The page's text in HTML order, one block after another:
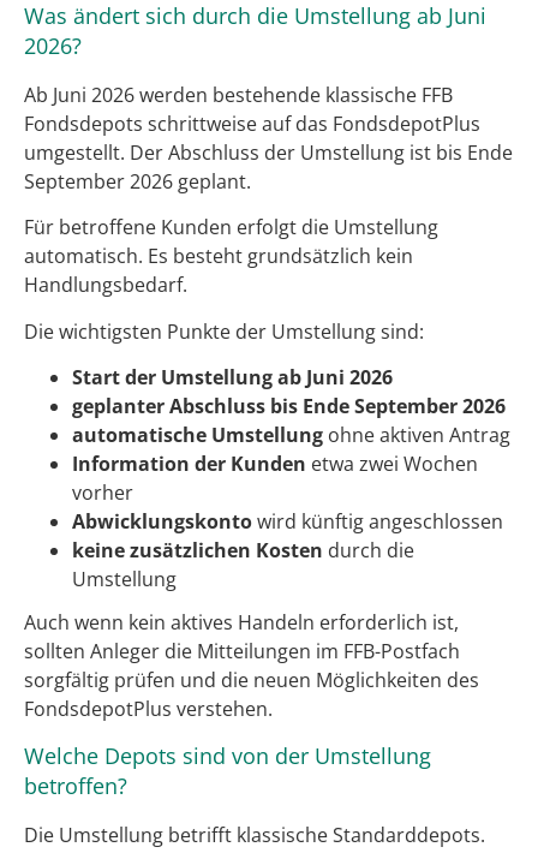
Was ändert sich durch die Umstellung ab Juni
2026?
Ab Juni 2026 werden bestehende klassische FFB
Fondsdepots schrittweise auf das FondsdepotPlus
umgestellt. Der Abschluss der Umstellung ist bis Ende
September 2026 geplant.
Für betroffene Kunden erfolgt die Umstellung
automatisch. Es besteht grundsätzlich kein
Handlungsbedarf.
Die wichtigsten Punkte der Umstellung sind:
Start der Umstellung ab Juni 2026
geplanter Abschluss bis Ende September 2026
automatische Umstellung ohne aktiven Antrag
Information der Kunden etwa zwei Wochen
vorher
Abwicklungskontowird künftig angeschlossen
keine zusätzlichen Kosten durch die
Umstellung
Auch wenn kein aktives Handeln erforderlich ist,
sollten Anleger die Mitteilungen im FFB-Postfach
sorgfältig prüfen und die neuen Möglichkeiten des
FondsdepotPlus verstehen.
Welche Depots sind von der Umstellung
betroffen?
Die Umstellung betrifft klassische Standarddepots.